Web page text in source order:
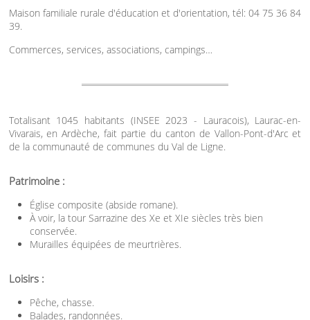
Maison familiale rurale d'éducation et d'orientation, tél: 04 75 36 84
39.
Commerces, services, associations, campings…
Totalisant 1045 habitants (INSEE 2023 - Lauracois), Laurac-en-
Vivarais, en Ardèche, fait partie du canton de Vallon-Pont-d'Arc et
de la communauté de communes du Val de Ligne.
Patrimoine :
Église composite (abside romane).
À voir, la tour Sarrazine des Xe et XIe siècles très bien
conservée.
Murailles équipées de meurtrières.
Loisirs :
Pêche, chasse.
Balades, randonnées.